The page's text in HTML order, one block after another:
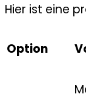
Hier ist eine
Option